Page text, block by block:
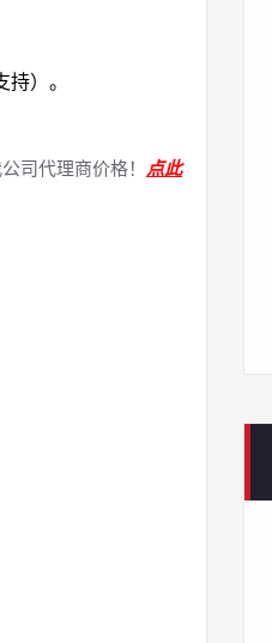
）。
司代理商价格！ 点此